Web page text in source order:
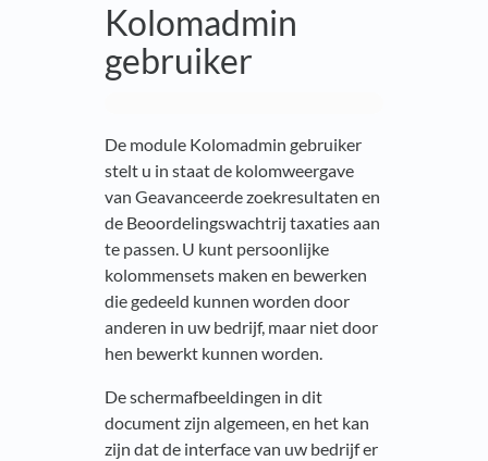
Kolomadmin
gebruiker
De module Kolomadmin gebruiker
stelt u in staat de kolomweergave
van Geavanceerde zoekresultaten en
de Beoordelingswachtrij taxaties aan
te passen. U kunt persoonlijke
kolommensets maken en bewerken
die gedeeld kunnen worden door
anderen in uw bedrijf, maar niet door
hen bewerkt kunnen worden.
De schermafbeeldingen in dit
document zijn algemeen, en het kan
zijn dat de interface van uw bedrijf er